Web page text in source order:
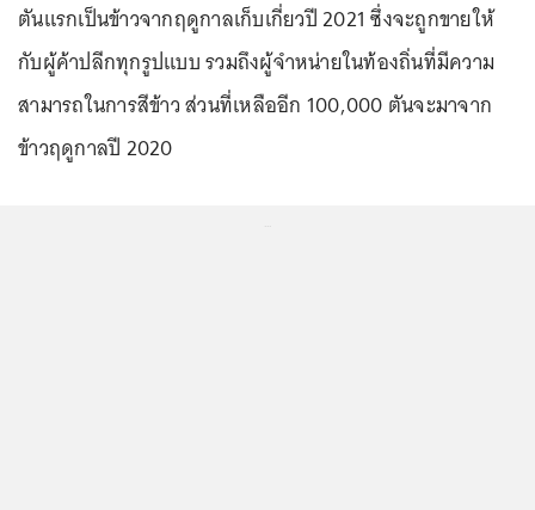
ตันแรกเป็นข้าวจากฤดูกาลเก็บเกี่ยวปี 2021 ซึ่งจะถูกขายให้
กับผู้ค้าปลีกทุกรูปแบบ รวมถึงผู้จำหน่ายในท้องถิ่นที่มีความ
สามารถในการสีข้าว ส่วนที่เหลืออีก 100,000 ตันจะมาจาก
ข้าวฤดูกาลปี 2020